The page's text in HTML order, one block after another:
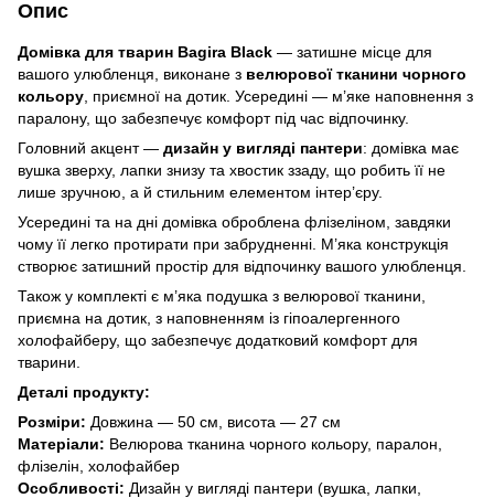
Опис
Домівка для тварин Bagira Black — затишне місце для
вашого улюбленця, виконане з велюрової тканини чорного
кольору , приємної на дотик. Усередині — м’яке наповнення з
паралону, що забезпечує комфорт під час відпочинку.
Головний акцент — дизайн у вигляді пантери: домівка має
вушка зверху, лапки знизу та хвостик ззаду, що робить її не
лише зручною, а й стильним елементом інтер’єру.
Усередині та на дні домівка оброблена флізеліном, завдяки
чому її легко протирати при забрудненні. М’яка конструкція
створює затишний простір для відпочинку вашого улюбленця.
Також у комплекті є м’яка подушка з велюрової тканини,
приємна на дотик, з наповненням із гіпоалергенного
холофайберу, що забезпечує додатковий комфорт для
тварини.
Деталі продукту:
Розміри: Довжина — 50 см, висота — 27 см
Матеріали: Велюрова тканина чорного кольору, паралон,
флізелін, холофайбер
Особливості: Дизайн у вигляді пантери (вушка, лапки,